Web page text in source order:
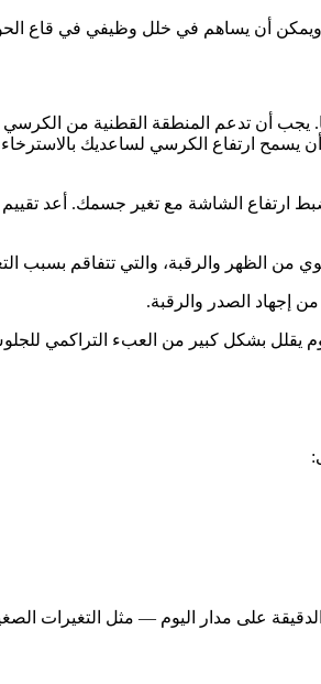
ويمكن أن يساهم في خلل وظيفي في قاع
على الأرض (أو على مسند القدمين) وأن يكون الوركان بزاوية 90 درجة تقريبًا. يجب أن
ارتفاع الكرسي لساعديك
ارتفاع الشاشة مع تغير جسمك. أعد تقييم
من الظهر والرقبة، والتي تتفاقم بسبب
إجهاد الصدر والرقبة.
يقلل بشكل كبير من العبء التراكمي
على مدار اليوم — مثل التغيرات